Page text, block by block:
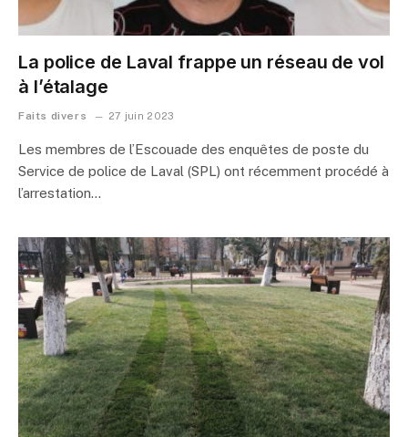
La police de Laval frappe un réseau de vol
à l’étalage
Faits divers 27 juin 2023
Les membres de l’Escouade des enquêtes de poste du
Service de police de Laval (SPL) ont récemment procédé à
l’arrestation…